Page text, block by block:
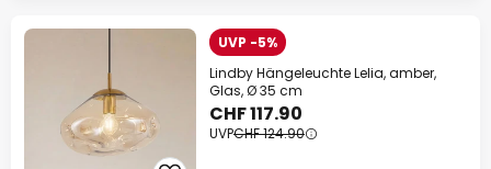
UVP -5%
Lindby Hängeleuchte Lelia, amber,
Glas, Ø 35 cm
CHF 117.90
UVPCHF 124.90